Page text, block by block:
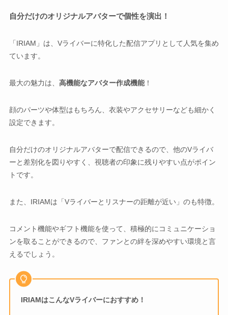
自分だけのオリジナルアバターで個性を演出！
「IRIAM」は、Vライバーに特化した配信アプリとして人気を集め
ています。
最大の魅力は、 高機能なアバター作成機能！
顔のパーツや体型はもちろん、衣装やアクセサリーなども細かく
設定できます。
自分だけのオリジナルアバターで配信できるので、他のVライバ
ーと差別化を図りやすく、視聴者の印象に残りやすい点がポイン
トです。
また、IRIAMは「Vライバーとリスナーの距離が近い」のも特徴。
コメント機能やギフト機能を使って、積極的にコミュニケーショ
ンを取ることができるので、ファンとの絆を深めやすい環境と言
えるでしょう。
IRIAMはこんなVライバーにおすすめ！